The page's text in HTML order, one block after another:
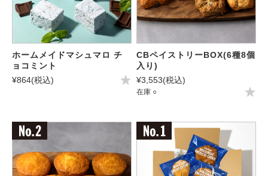
ホームメイドマシュマロ チ
ョコミント
¥864(税込)
CBペイストリーBOX(6種8個
入り)
¥3,553(税込)
在庫 ○